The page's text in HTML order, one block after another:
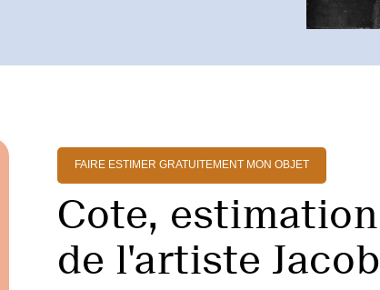
FAIRE ESTIMER GRATUITEMENT MON OBJET
Cote,
de l'artiste